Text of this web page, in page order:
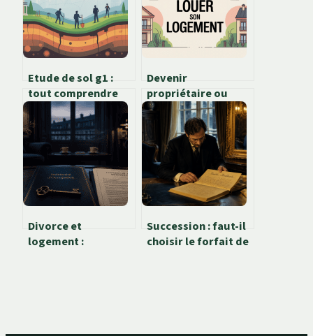
Etude de sol g1 :
tout comprendre
pour sécuriser
votre projet
Devenir
propriétaire ou
rester locataire :
comment faire le
bon choix
aujourd’hui
Divorce et
logement :
Succession : faut-il
choisir le forfait de